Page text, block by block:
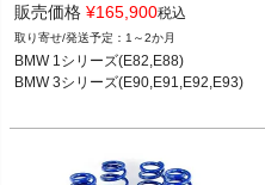
BMW 1シリーズ(E82,E88) 08-14
BMW 3シリーズ(E90,E91,E92,E93) 0
5-12
N52/N54/N55 6気筒エンジン車
販売価格 ¥165,900税込
1～2か月
BMW 1シリーズ(E82,E88)
BMW 3シリーズ(E90,E91,E92,E93)